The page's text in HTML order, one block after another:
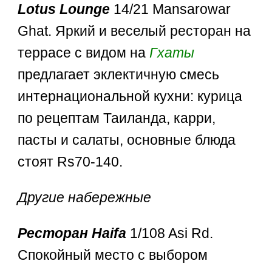
Lotus Lounge 14/21 Mansarowar
Ghat. Яркий и веселый ресторан на
террасе с видом на Гхаты
предлагает эклектичную смесь
интернациональной кухни: курица
по рецептам Таиланда, карри,
пасты и салаты, основные блюда
стоят Rs70-140.
Другие набережные
Ресторан Haifa 1/108 Asi Rd.
Спокойный место с выбором